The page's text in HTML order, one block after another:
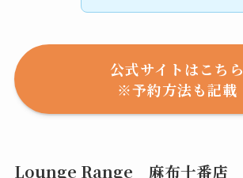
公式サイトはこちら
※予約方法も記載
Lounge Range 麻布十番店